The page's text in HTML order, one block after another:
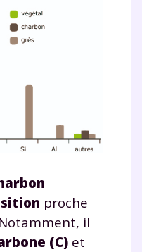
proche
il
(C) et
?